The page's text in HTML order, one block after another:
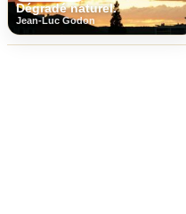
Dégradé naturel.
Jean-Luc Godon